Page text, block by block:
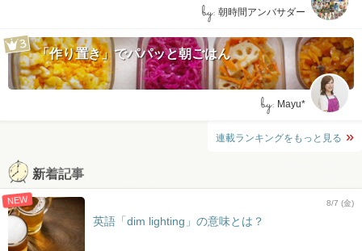
by: 朝時間アンバサダー
「作り置き」でパパッと朝ごはん
by: Mayu*
連載ランキングをもっと見る
新着記事
NEW 8/7 (金)
英語「dim lighting」の意味とは？